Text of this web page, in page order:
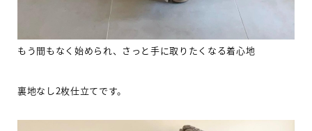
もう間もなく始められ、さっと手に取りたくなる着心地
裏地なし2枚仕立てです。